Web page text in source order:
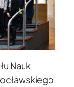
Nauk